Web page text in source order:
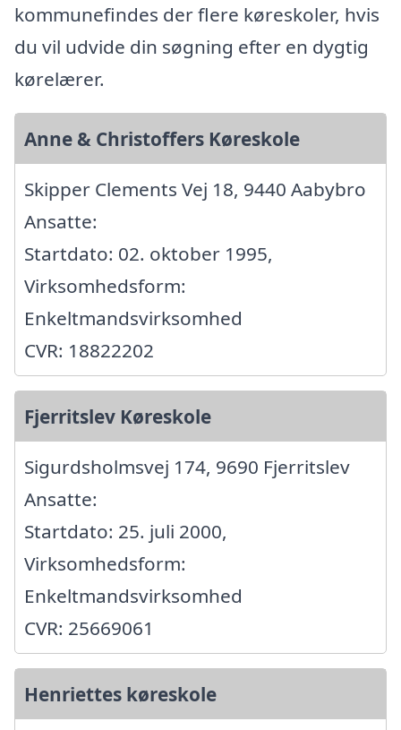
kommunefindes der flere køreskoler, hvis
du vil udvide din søgning efter en dygtig
kørelærer.
Anne & Christoffers Køreskole
Skipper Clements Vej 18, 9440 Aabybro
Ansatte:
Startdato: 02. oktober 1995,
Virksomhedsform:
Enkeltmandsvirksomhed
CVR: 18822202
Fjerritslev Køreskole
Sigurdsholmsvej 174, 9690 Fjerritslev
Ansatte:
Startdato: 25. juli 2000,
Virksomhedsform:
Enkeltmandsvirksomhed
CVR: 25669061
Henriettes køreskole